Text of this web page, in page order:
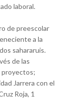
laboral.
de preescolar
a la
sahararuis.
de las
proyectos;
Jarrera con el
Roja, 1